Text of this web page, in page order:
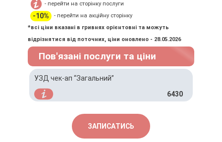
- перейти на сторінку послуги
-10%
- перейти на акційну сторінку
*всі ціни вказані в гривнях орієнтовні та можуть
відрізнятися від поточних, ціни оновлено - 28.05.2026
Пов'язані послуги та ціни
УЗД чек-ап “Загальний”
6430
ЗАПИСАТИСЬ